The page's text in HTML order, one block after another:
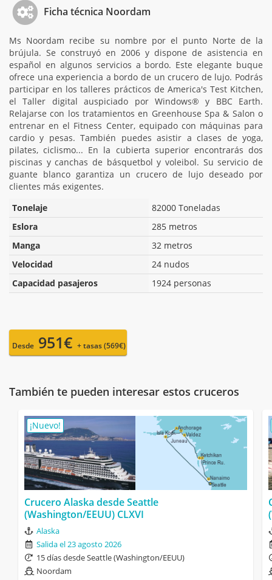
Ficha técnica Noordam
Ms Noordam recibe su nombre por el punto Norte de la
brújula. Se construyó en 2006 y dispone de asistencia en
español en algunos servicios a bordo. Este elegante buque
ofrece una experiencia a bordo de un crucero de lujo. Podrás
participar en los talleres prácticos de America's Test Kitchen,
el Taller digital auspiciado por Windows® y BBC Earth.
Relajarse con los tratamientos en Greenhouse Spa & Salon o
entrenar en el Fitness Center, equipado con máquinas para
cardio y pesas. También puedes asistir a clases de yoga,
pilates, ciclismo... En la cubierta superior encontrarás dos
piscinas y canchas de básquetbol y voleibol. Su servicio de
guante blanco garantiza un crucero de lujo deseado por
clientes más exigentes.
Tonelaje
82000 Toneladas
Eslora
285 metros
Manga
32 metros
Velocidad
24 nudos
Capacidad pasajeros
1924 personas
Desde 951€ + tasas (569€)
También te pueden interesar estos cruceros
¡Nuevo!
Crucero Alaska desde Seattle
(Washington/EEUU) CLXVI
Alaska
Salida el 23 agosto 2026
15 días desde Seattle (Washington/EEUU)
Noordam